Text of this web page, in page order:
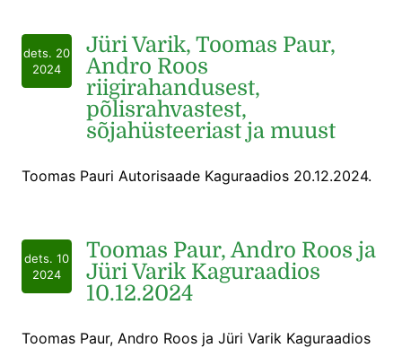
dets. 20
2024
Jüri Varik, Toomas Paur,
Andro Roos
riigirahandusest,
põlisrahvastest,
sõjahüsteeriast ja muust
Toomas Pauri Autorisaade Kaguraadios 20.12.2024.
dets. 10
2024
Toomas Paur, Andro Roos ja
Jüri Varik Kaguraadios
10.12.2024
Toomas Paur, Andro Roos ja Jüri Varik Kaguraadios